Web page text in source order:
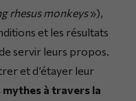
rhesus monkeys»),
et les résultats
servir leurs propos.
et d’étayer leur
à travers la